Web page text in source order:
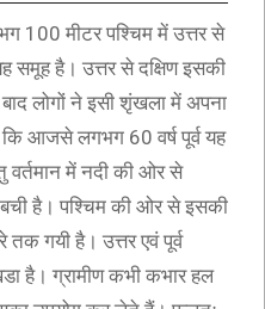
100 मीटर पश्चिम में उत्तर से
समूह है। उत्तर से दक्षिण इसकी
लोगों ने इसी शृंखला में अपना
कि आजसे लगभग 60 वर्ष पूर्व यह
में नदी की ओर से
है। पश्चिम की ओर से इसकी
गयी है। उत्तर एवं पूर्व
है। ग्रामीण कभी कभार हल